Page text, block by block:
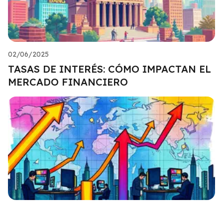
02/06/2025
TASAS DE INTERÉS: CÓMO IMPACTAN EL
MERCADO FINANCIERO